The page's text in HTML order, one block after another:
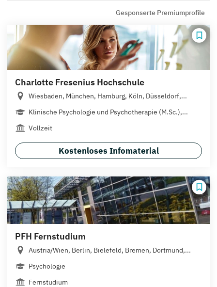
Gesponserte Premiumprofile
Charlotte Fresenius Hochschule
Wiesbaden, München, Hamburg, Köln, Düsseldorf,...
Klinische Psychologie und Psychotherapie (M.Sc.),...
Vollzeit
Kostenloses Infomaterial
PFH Fernstudium
Austria/Wien, Berlin, Bielefeld, Bremen, Dortmund,...
Psychologie
Fernstudium